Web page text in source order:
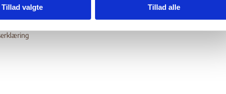
Tillad valgte Tillad alle